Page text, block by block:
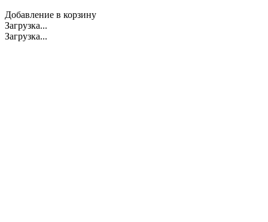
Добавление в корзину
Загрузка...
Загрузка...